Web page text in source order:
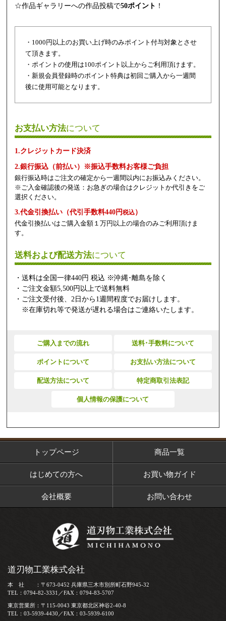
☆作品ギャラリーへの作品投稿で50ポイント ！
・1000円以上のお買い上げ時のみポイント付与対象とさせ
て頂きます。
・ポイントの使用は100ポイント以上からご利用頂けます。
・新規会員登録時のポイント特典は初回ご購入から一週間
後に使用可能となります。
お支払い方法について
1.クレジットカード決済
2.銀行振込（前払い）※振込手数料お客様ご負担
銀行振込時はご注文の確定から一週間以内にお振込みください。
※ご入金確認後の発送：お急ぎの場合はクレジットか代引きをご
選択ください。
3.代金引換払い（代引手数料440円税込）
代金引換払いはご購入金額１万円以上の場合のみご利用頂けま
す。
送料および配送方法について
・送料は全国一律440円 税込 ※沖縄･離島を除く
・ご注文金額5,500円以上で送料無料
・ご注文受付後、2日から1週間程度でお届けします。
※在庫切れ等で発送が遅れる場合はご連絡いたします。
ご購入までの流れ 送料･手数料について
ポイントについて お支払い方法について
配送方法について 特定商取引法表記
個人情報の保護について
トップページ 商品一覧
はじめての方へ お買い物ガイド
会社概要 お問い合わせ
道刃物工業株式会社
本 社 ：〒673-0452 兵庫県三木市別所町石野945-32
TEL：0794-82-3331／FAX：0794-83-5707
東京営業所：〒115-0043 東京都北区神谷2-40-8
TEL：03-5939-4430／FAX：03-5939-6100